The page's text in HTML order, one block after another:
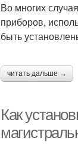
Во многих
приборов,
быть
читать дальше →
Как